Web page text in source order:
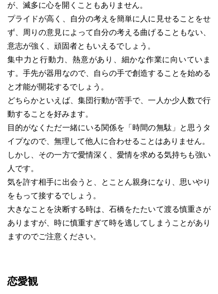
が、滅多に心を開くこともありません。
プライドが高く、自分の考えを簡単に人に見せることをせ
ず、周りの意見によって自分の考える曲げることもない、
意志が強く、頑固者ともいえるでしょう。
集中力と行動力、熱意があり、細かな作業に向いていま
す。手先が器用なので、自らの手で創造することを始める
と才能が開花するでしょう。
どちらかといえば、集団行動が苦手で、一人か少人数で行
動することを好みます。
目的がなくただ一緒にいる関係を「時間の無駄」と思うタ
イプなので、無理して他人に合わせることはありません。
しかし、その一方で愛情深く、愛情を求める気持ちも強い
人です。
気を許す相手に出会うと、とことん親身になり、思いやり
をもって接するでしょう。
大きなことを決断する時は、石橋をたたいて渡る慎重さが
ありますが、時に慎重すぎて時を逃してしまうことがあり
ますのでご注意ください。
恋愛観